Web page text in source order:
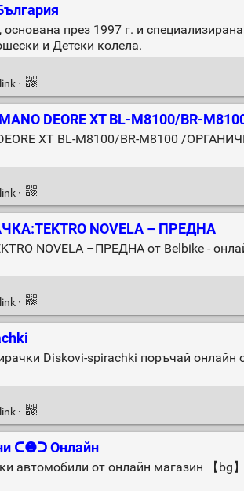
през 1997 г. и
и Детски колела.
·
DEORE XT BL-M8100/BR-
XT BL-M8100/BR-M8100 /
·
NOVELA – ПРЕДНА
NOVELA –ПРЕДНА от Belbike -
·
Diskovi-spirachki поръчай онлайн
·
ᑕ❶ᑐ Онлайн
автомобили от онлайн магазин 【